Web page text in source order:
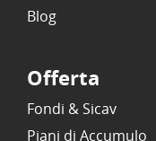
Blog
Offerta
Fondi & Sicav
Piani di Accumulo